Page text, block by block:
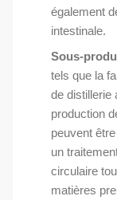
également
intestinale.
Sous-
tels que la
de distillerie
production
peuvent
un
circulaire
matières